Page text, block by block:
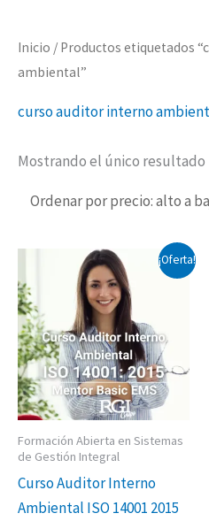
Inicio / Productos etiquetados
ambiental”
curso auditor interno
Mostrando el único resultado
¡Oferta!
Formación Abierta en Sistemas
de Gestión Integral
Curso Auditor Interno
Ambiental ISO 14001 2015
El
precio
original
era:
$650,000.00.
El
precio